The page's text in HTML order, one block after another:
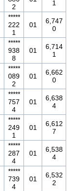
2
1
*****
222
1
01
6,747
0
*****
938
8
01
6,714
1
*****
089
2
01
6,662
0
*****
757
4
01
6,638
4
*****
249
1
01
6,612
7
*****
287
4
01
6,538
4
*****
739
4
01
6,532
2